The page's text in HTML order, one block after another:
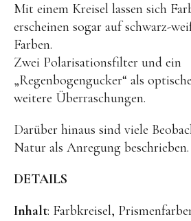
Bücher
Kuscheltiere
Lernspiele
Holzspielzeug
GRIMM’S
Spielzeug aus dem
filipok
GRAPAT
Mit einem Kreisel lassen sich
erscheinen sogar auf schwarz-
Farben.
Zwei Polarisationsfilter und ein
„Regenbogengucker“ als
weitere Überraschungen.
Darüber hinaus sind viele
Natur als Anregung beschrieben.
DETAILS
Inhalt: Farbkreisel,